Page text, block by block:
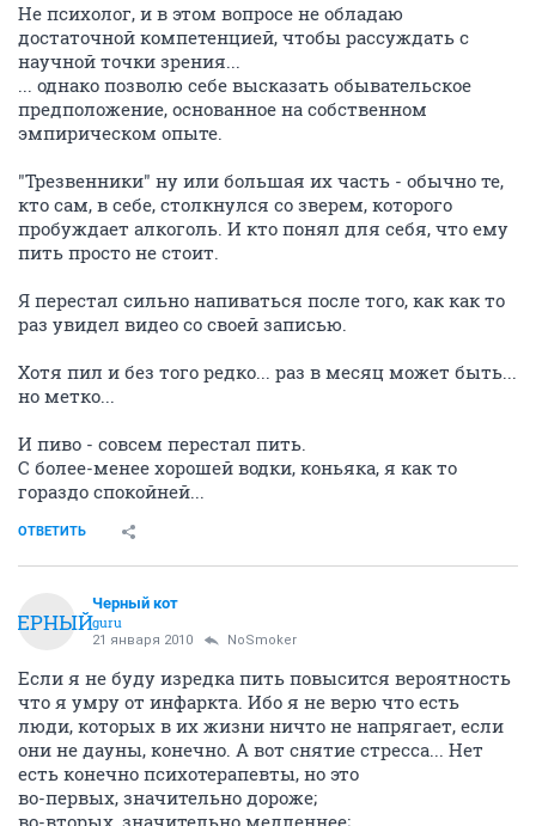
Не психолог, и в этом вопросе не обладаю
достаточной компетенцией, чтобы рассуждать с
научной точки зрения...
... однако позволю себе высказать обывательское
предположение, основанное на собственном
эмпирическом опыте.
"Трезвенники" ну или большая их часть - обычно те,
кто сам, в себе, столкнулся со зверем, которого
пробуждает алкоголь. И кто понял для себя, что ему
пить просто не стоит.
Я перестал сильно напиваться после того, как как то
раз увидел видео со своей записью.
Хотя пил и без того редко... раз в месяц может быть...
но метко...
И пиво - совсем перестал пить.
С более-менее хорошей водки, коньяка, я как то
гораздо спокойней...
ОТВЕТИТЬ
ЧЕРНЫЙ
Черный кот
guru
21 января 2010 NoSmoker
Если я не буду изредка пить повысится вероятность
что я умру от инфаркта. Ибо я не верю что есть
люди, которых в их жизни ничто не напрягает, если
они не дауны, конечно. А вот снятие стресса... Нет
есть конечно психотерапевты, но это
во-первых, значительно дороже;
во-вторых, значительно медленнее;